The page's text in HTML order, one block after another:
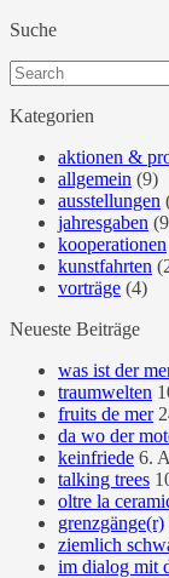
Suche
Search
for:
Kategorien
aktionen &
allgemein (9)
ausstellungen
jahresgaben
kooperationen
kunstfahrten
vorträge (4)
Neueste Beiträge
was ist der
traumwelten
fruits de mer
da wo der
keinfriede 6.
talking trees
oltre la
grenzgänge(r)
ziemlich
im dialog mit